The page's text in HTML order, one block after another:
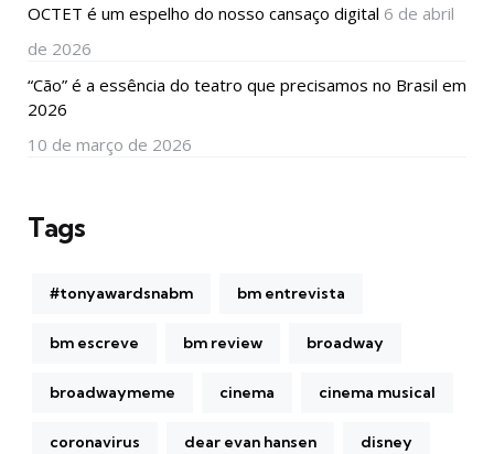
OCTET é um espelho do nosso cansaço digital 6 de abril
de 2026
“Cão” é a essência do teatro que precisamos no Brasil em
2026
10 de março de 2026
Tags
#tonyawardsnabm bm entrevista
bm escreve bm review broadway
broadwaymeme cinema cinema musical
coronavirus dear evan hansen disney